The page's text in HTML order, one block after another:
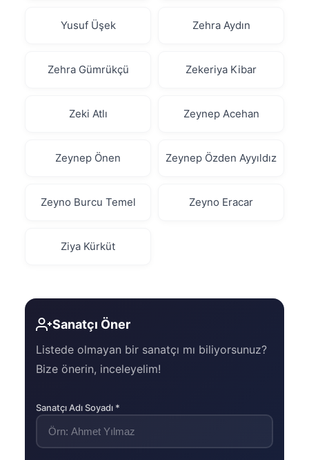
Yusuf Üşek Zehra Aydın
Zehra Gümrükçü Zekeriya Kibar
Zeki Atlı Zeynep Acehan
Zeynep Önen Zeynep Özden Ayyıldız
Zeyno Burcu Temel Zeyno Eracar
Ziya Kürküt
Sanatçı Öner
Listede olmayan bir sanatçı mı biliyorsunuz?
Bize önerin, inceleyelim!
Sanatçı Adı Soyadı *